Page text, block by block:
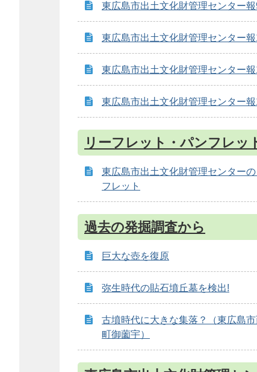
東広島市出土文化財管理センター
東広島市出土文化財管理センター
東広島市出土文化財管理センター
東広島市出土文化財管理センター
リーフレット・パンフレッ
東広島市出土文化財管理センター
フレット
過去の発掘調査から
巨大な壺を復原
弥生時代の貼石墳丘墓を検出!
古墳時代に大きな集落？（東広島
町御薗宇）